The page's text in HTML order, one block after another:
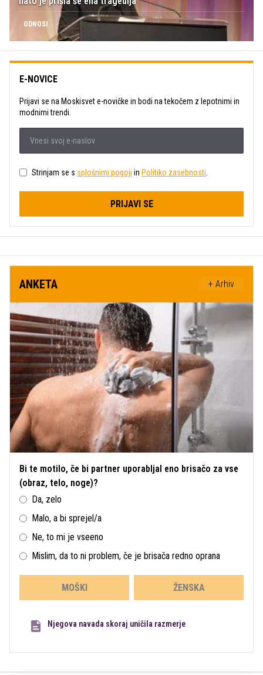
ODNOSI
E-NOVICE
Prijavi se na Moskisvet e-novičke in bodi na tekočem z lepotnimi in
modnimi trendi.
Strinjam se s splošnimi pogoji in Politiko zasebnosti
PRIJAVI SE
ANKETA + Arhiv
Bi te motilo, če bi partner uporabljal eno brisačo za vse
(obraz, telo, noge)?
Da, zelo
Malo, a bi sprejel/a
Ne, to mi je vseeno
Mislim, da to ni problem, če je brisača redno oprana
MOŠKI ŽENSKA
Njegova navada skoraj uničila razmerje